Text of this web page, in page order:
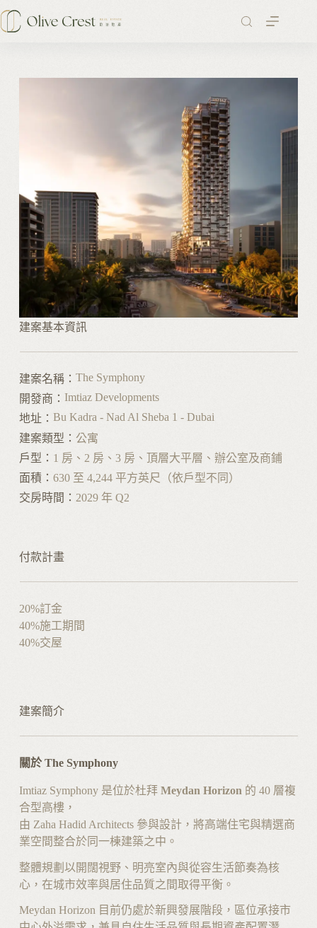
跳
至
建案基本資訊
建案名稱： The Symphony
開發商： Imtiaz Developments
地址： Bu Kadra - Nad Al Sheba 1 - Dubai
建案類型： 公寓
戶型： 1 房、2 房、3 房、頂層大平層、辦公室及商鋪
面積： 630 至 4,244 平方英尺（依戶型不同）
交房時間： 2029 年 Q2
付款計畫
20%訂金
40%施工期間
40%交屋
建案簡介
關於 The Symphony
Imtiaz Symphony 是位於杜拜 Meydan Horizon 的 40 層複
合型高樓，
由 Zaha Hadid Architects 參與設計，將高端住宅與精選商
業空間整合於同一棟建築之中。
整體規劃以開闊視野、明亮室內與從容生活節奏為核
心，在城市效率與居住品質之間取得平衡。
Meydan Horizon 目前仍處於新興發展階段，區位承接市